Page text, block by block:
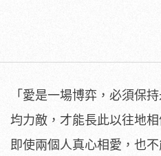
「愛是一場博弈，必須保
均力敵，才能長此以往地
即使兩個人真心相愛，也